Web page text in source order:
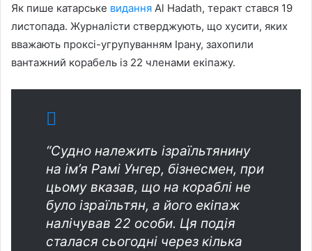
Як пише катарське видання Al Hadath, теракт стався 19
листопада. Журналісти стверджують, що хусити, яких
вважають проксі-угрупуванням Ірану, захопили
вантажний корабель із 22 членами екіпажу.
“Судно належить ізраїльтянину
на ім’я Рамі Унгер, бізнесмен, при
цьому вказав, що на кораблі не
було ізраїльтян, а його екіпаж
налічував 22 особи. Ця подія
сталася сьогодні через кілька